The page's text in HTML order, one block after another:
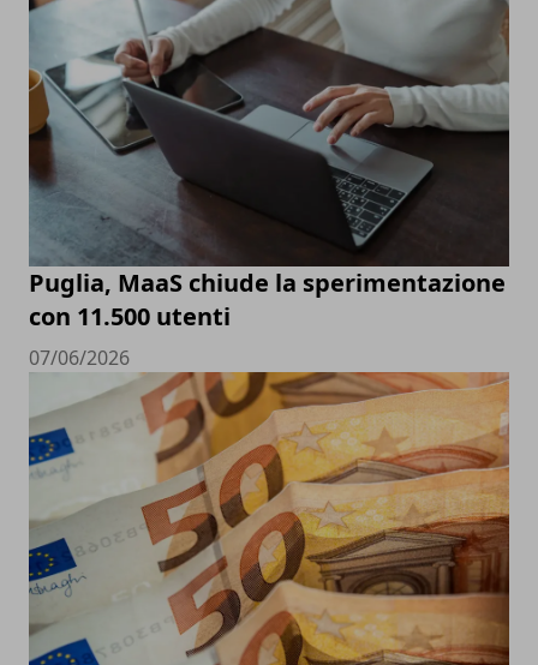
Puglia, MaaS chiude la sperimentazione
con 11.500 utenti
07/06/2026